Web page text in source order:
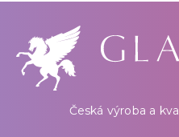
Česká výroba a